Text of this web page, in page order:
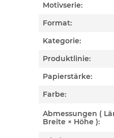
Motivserie:
Format:
Kategorie:
Produktlinie:
Papierstärke:
Farbe:
Abmessungen (
Breite × Höhe ):